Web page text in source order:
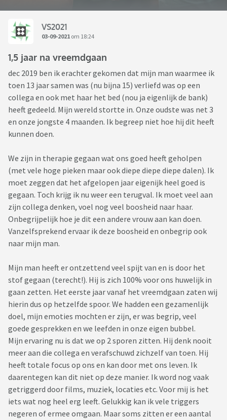
VS2021
03-09-2021 om 18:24
1,5 jaar na vreemdgaan
dec 2019 ben ik erachter gekomen dat mijn man waarmee ik
toen 13 jaar samen was (nu bijna 15) verliefd was op een
collega en ook met haar het bed (nou ja eigenlijk de bank)
heeft gedeeld. Mijn wereld stortte in. Onze oudste was net 3
en onze jongste 4 maanden. Ik begreep niet hoe hij dit heeft
kunnen doen.
We zijn in therapie gegaan wat ons goed heeft geholpen
(met vele hoge pieken maar ook diepe diepe diepe dalen). Ik
moet zeggen dat het afgelopen jaar eigenijk heel goed is
gegaan. Toch krijg ik nu weer een terugval. Ik moet veel aan
zijn collega denken, voel nog veel boosheid naar haar.
Onbegrijpelijk hoe je dit een andere vrouw aan kan doen.
Vanzelfsprekend ervaar ik deze boosheid en onbegrip ook
naar mijn man.
Mijn man heeft er ontzettend veel spijt van en is door het
stof gegaan (terecht!). Hij is zich 100% voor ons huwelijk in
gaan zetten. Het eerste jaar vanaf het vreemdgaan zaten wij
hierin dus op hetzelfde spoor. We hadden een gezamenlijk
doel, mijn emoties mochten er zijn, er was begrip, veel
goede gesprekken en we leefden in onze eigen bubbel.
Mijn ervaring nu is dat we op 2 sporen zitten. Hij denk nooit
meer aan die collega en verafschuwd zichzelf van toen. Hij
heeft totale focus op ons en kan door met ons leven. Ik
daarentegen kan dit niet op deze manier. Ik word nog vaak
getriggerd door films, muziek, locaties etc. Voor mij is het
iets wat nog heel erg leeft. Gelukkig kan ik vele triggers
negeren of ermee omgaan. Maar soms zitten er een aantal